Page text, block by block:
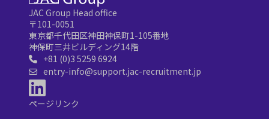
JAC Group Head office
〒101-0051
東京都千代田区神田神保町1-105番地
神保町三井ビルディング14階
+81 (0)3 5259 6924
entry-info@support.jac-recruitment.jp
ページリンク